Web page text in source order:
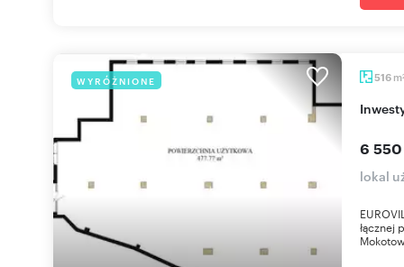
WYRÓŻNIONE 516 m
6
lokal
łącznej